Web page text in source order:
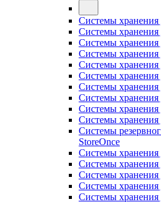
Системы
Системы
Системы
Системы
Cистемы
Системы
Системы
Системы
Системы
Системы
Системы
StoreOnce
Системы
Системы
Системы
Системы
Системы